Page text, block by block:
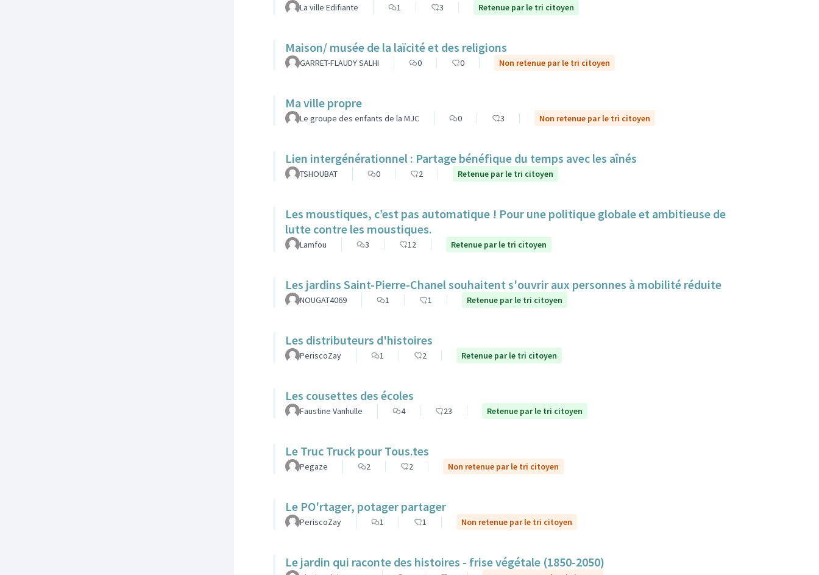
La ville Edifiante 1 3 Retenue par le tri citoyen
Maison/ musée de la laïcité et des religions
GARRET-FLAUDY SALHI 0 0 Non retenue par le tri citoyen
Ma ville propre
Le groupe des enfants de la MJC 0 3 Non retenue par le tri citoyen
Lien intergénérationnel : Partage bénéfique du temps avec les aînés
TSHOUBAT 0 2 Retenue par le tri citoyen
Les moustiques, c’est pas automatique ! Pour une politique globale et ambitieuse de
lutte contre les moustiques.
Lamfou 3 12 Retenue par le tri citoyen
Les jardins Saint-Pierre-Chanel souhaitent s'ouvrir aux personnes à mobilité réduite
NOUGAT4069 1 1 Retenue par le tri citoyen
Les distributeurs d'histoires
PeriscoZay 1 2 Retenue par le tri citoyen
Les cousettes des écoles
Faustine Vanhulle 4 23 Retenue par le tri citoyen
Le Truc Truck pour Tous.tes
Pegaze 2 2 Non retenue par le tri citoyen
Le PO'rtager, potager partager
PeriscoZay 1 1 Non retenue par le tri citoyen
Le jardin qui raconte des histoires - frise végétale (1850-2050)